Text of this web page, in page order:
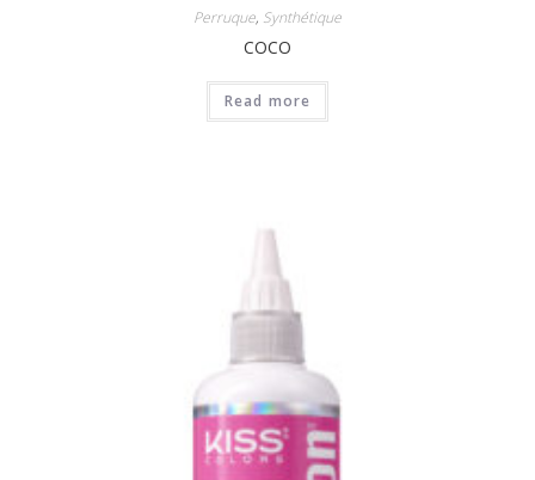
Perruque, Synthétique
COCO
Read more